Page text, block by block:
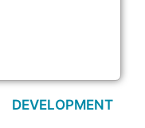
DEVELOPMENT